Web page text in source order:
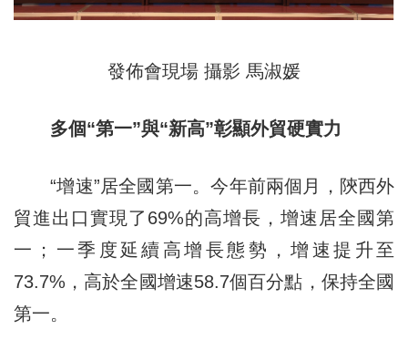
發佈會現場 攝影 馬淑媛
多個“第一”與“新高”彰顯外貿硬實力
“增速”居全國第一。今年前兩個月，陝西外
貿進出口實現了69%的高增長，增速居全國第
一；一季度延續高增長態勢，增速提升至
73.7%，高於全國增速58.7個百分點，保持全國
第一。